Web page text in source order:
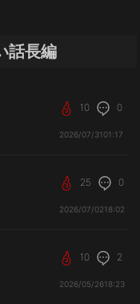
話長編
10 0
2026/07/31 01:17
25 0
2026/07/0218:02
10 2
2026/05/2618:23